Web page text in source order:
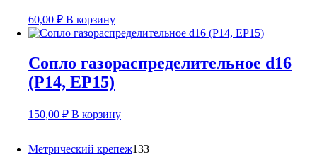
60,00 ₽ В корзину
Сопло газораспределительное d16
(P14, EP15)
150,00 ₽ В корзину
Метрический крепеж133133